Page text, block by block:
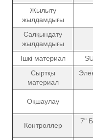
Жылыту
жылдамдығы
Салқындату
жылдамдығы
Ішкі материал
Сыртқы
материал
Оқшаулау
Контроллер
7"